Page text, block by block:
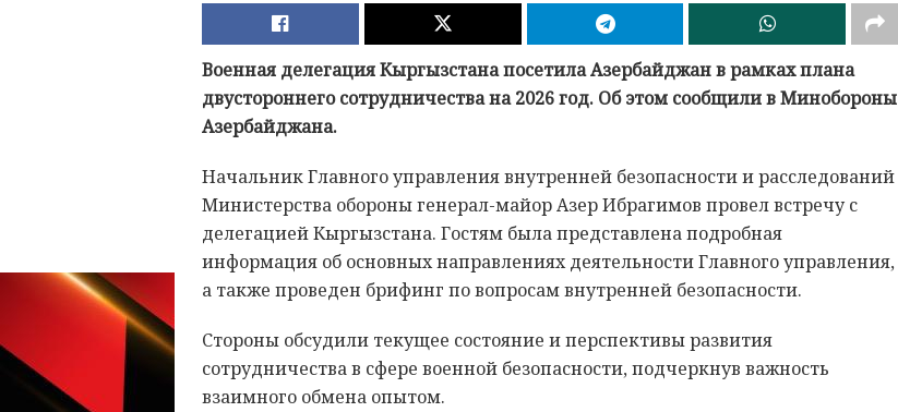
Военная делегация Кыргызстана посетила Азербайджан в рамках плана
двустороннего сотрудничества на 2026 год. Об этом сообщили в Минобороны
Азербайджана.
Начальник Главного управления внутренней безопасности и расследований
Министерства обороны генерал-майор Азер Ибрагимов провел встречу с
делегацией Кыргызстана. Гостям была представлена подробная
информация об основных направлениях деятельности Главного управления,
а также проведен брифинг по вопросам внутренней безопасности.
Стороны обсудили текущее состояние и перспективы развития
сотрудничества в сфере военной безопасности, подчеркнув важность
взаимного обмена опытом.